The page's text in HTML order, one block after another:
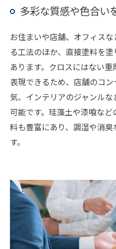
多彩な質感や色合い
お住まいや店舗、オフィス
る工法のほか、直接塗料を
あります。クロスにはない
表現できるため、店舗のコ
気、インテリアのジャンル
可能です。珪藻土や漆喰な
料も豊富にあり、調湿や消
す。